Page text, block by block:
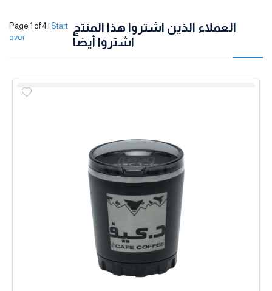
العملاء الذين اشتروا هذا المنتج
اشتروا أيضاً
Page 1 of 4 | Start
over